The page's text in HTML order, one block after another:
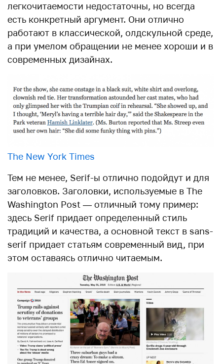
легкочитаемости недостаточны, но всегда
есть конкретный аргумент. Они отлично
работают в классической, олдскульной среде,
а при умелом обращении не менее хороши и в
современных дизайнах.
The New York Times
Тем не менее, Serif-ы отлично подойдут и для
заголовков. Заголовки, используемые в The
Washington Post — отличный тому пример:
здесь Serif придает определенный стиль
традиций и качества, а основной текст в sans-
serif придает статьям современный вид, при
этом оставаясь отлично читаемым.